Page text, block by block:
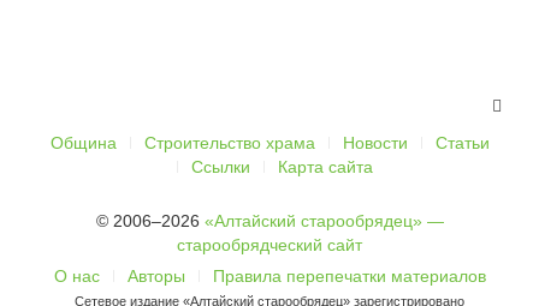
Община Строительство храма Новости
Статьи
Ссылки
Карта сайта
© 2006–2026 «Алтайский старообрядец» —
старообрядческий сайт
О нас
Авторы Правила перепечатки материалов
Сетевое издание «Алтайский старообрядец» зарегистрировано